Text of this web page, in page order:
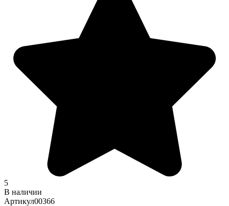
5
В наличии
Артикул00366